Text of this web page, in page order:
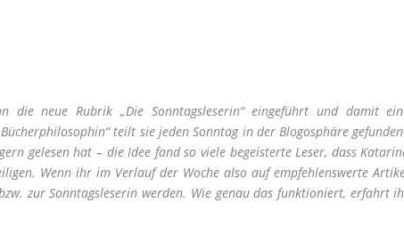
die neue Rubrik „Die Sonntagsleserin“ eingeführt und damit
teilt sie jeden Sonntag in der Blogosphäre
gelesen hat – die Idee fand so viele begeisterte Leser, dass
Wenn ihr im Verlauf der Woche also auf empfehlenswerte
zur Sonntagsleserin werden. Wie genau das funktioniert, erfahrt